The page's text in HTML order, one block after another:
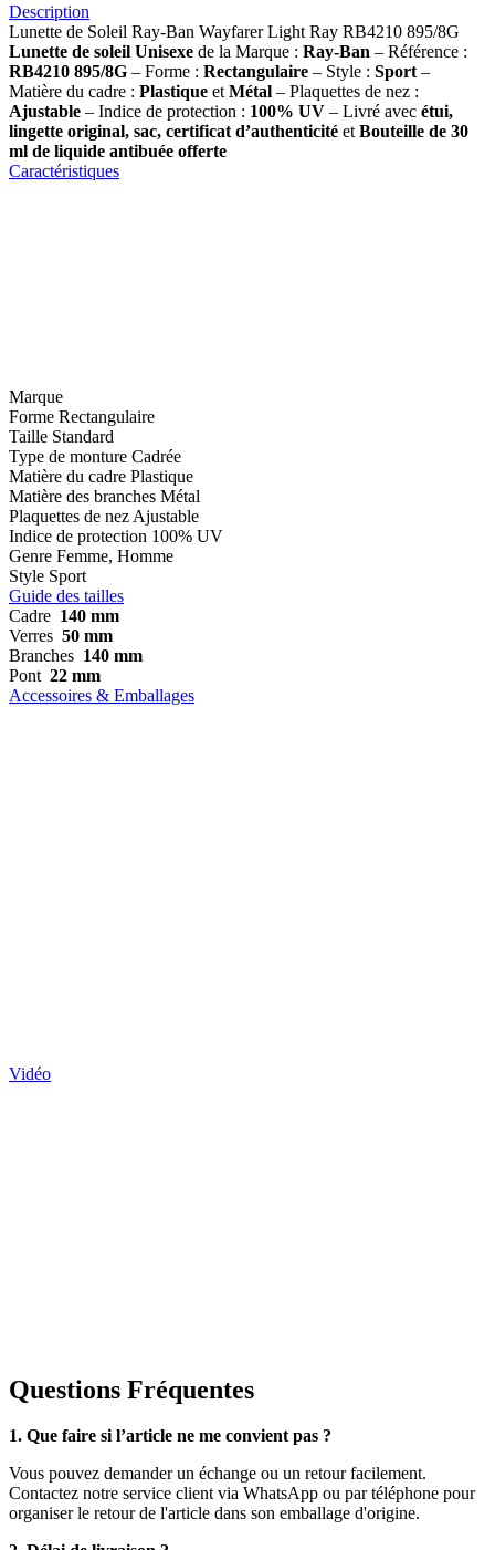
Description
Lunette de Soleil Ray-Ban Wayfarer Light Ray RB4210 895/8G
Lunette de soleil Unisexe de la Marque : Ray-Ban – Référence :
RB4210 895/8G – Forme : Rectangulaire – Style : Sport –
Matière du cadre : Plastique et Métal – Plaquettes de nez :
Ajustable – Indice de protection : 100% UV – Livré avec étui,
lingette original, sac, certificat d’authenticité et Bouteille de 30
ml de liquide antibuée offerte
Caractéristiques
Marque
Forme Rectangulaire
Taille Standard
Type de monture Cadrée
Matière du cadre Plastique
Matière des branches Métal
Plaquettes de nez Ajustable
Indice de protection 100% UV
Genre Femme, Homme
Style Sport
Guide des tailles
Cadre 140 mm
Verres 50 mm
Branches 140 mm
Pont 22 mm
Accessoires & Emballages
Vidéo
Questions Fréquentes
1. Que faire si l’article ne me convient pas ?
Vous pouvez demander un échange ou un retour facilement.
Contactez notre service client via WhatsApp ou par téléphone pour
organiser le retour de l'article dans son emballage d'origine.